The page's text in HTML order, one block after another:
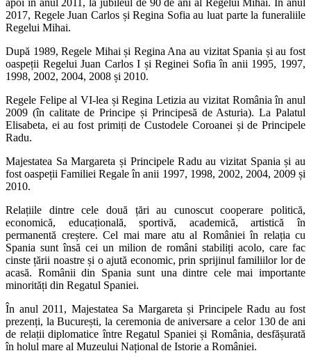
2017, Regele Juan Carlos și Regina Sofia au luat parte la funeraliile
Regelui Mihai.
După 1989, Regele Mihai și Regina Ana au vizitat Spania și au fost
oaspeții Regelui Juan Carlos I și Reginei Sofia în anii 1995, 1997,
1998, 2002, 2004, 2008 și 2010.
Regele Felipe al VI-lea și Regina Letizia au vizitat România în anul
2009 (în calitate de Principe și Principesă de Asturia). La Palatul
Elisabeta, ei au fost primiți de Custodele Coroanei și de Principele
Radu.
Majestatea Sa Margareta și Principele Radu au vizitat Spania și au
fost oaspeții Familiei Regale în anii 1997, 1998, 2002, 2004, 2009 și
2010.
Relațiile dintre cele două țări au cunoscut cooperare politică,
economică, educațională, sportivă, academică, artistică în
permanentă creștere. Cel mai mare atu al României în relația cu
Spania sunt însă cei un milion de români stabiliți acolo, care fac
cinste țării noastre și o ajută economic, prin sprijinul familiilor lor de
acasă. Românii din Spania sunt una dintre cele mai importante
minorități din Regatul Spaniei.
În anul 2011, Majestatea Sa Margareta și Principele Radu au fost
prezenți, la București, la ceremonia de aniversare a celor 130 de ani
de relații diplomatice între Regatul Spaniei și România, desfășurată
în holul mare al Muzeului Național de Istorie a României.